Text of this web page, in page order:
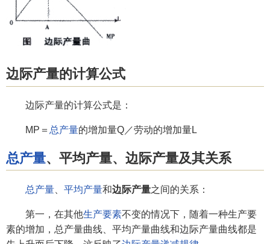
边际产量的计算公式
边际产量的计算公式是：
MP＝ 总产量的增加量Q／劳动的增加量L
总产量、平均产量、边际产量及其关系
总产量 平均产量和边际产量之间的关系：
第一，在其他生产要素不变的情况下，随着一种生产要
素的增加，总产量曲线、平均产量曲线和边际产量曲线都是